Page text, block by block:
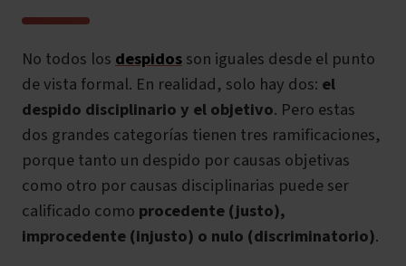
No todos los despidosson iguales desde el punto
de vista formal. En realidad, solo hay dos: el
despido disciplinario y el objetivo. Pero estas
dos grandes categorías tienen tres ramificaciones,
porque tanto un despido por causas objetivas
como otro por causas disciplinarias puede ser
calificado como procedente (justo),
improcedente (injusto) o nulo (discriminatorio).